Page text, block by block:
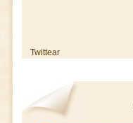
Twittear